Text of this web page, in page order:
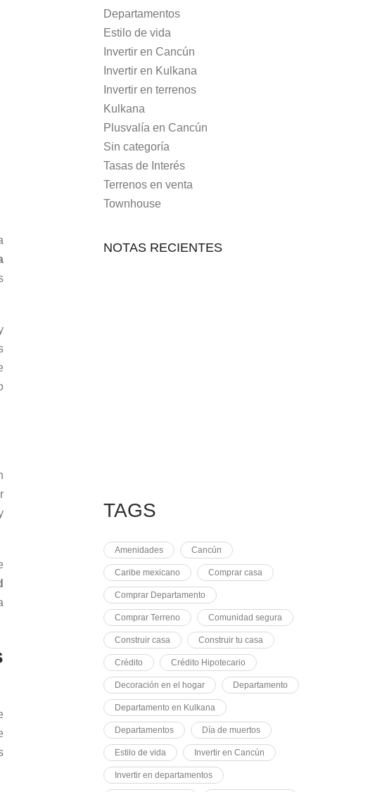
Departamentos
Estilo de vida
Invertir en Cancún
Invertir en Kulkana
Invertir en terrenos
Kulkana
Plusvalía en Cancún
Sin categoría
Tasas de Interés
Terrenos en venta
Townhouse
NOTAS RECIENTES
TAGS
Amenidades Cancún
Caribe mexicano Comprar casa
Comprar Departamento
Comprar Terreno Comunidad segura
Construir casa Construir tu casa
Crédito Crédito Hipotecario
Decoración en el hogar Departamento
Departamento en Kulkana
Departamentos Día de muertos
Estilo de vida Invertir en Cancún
Invertir en departamentos